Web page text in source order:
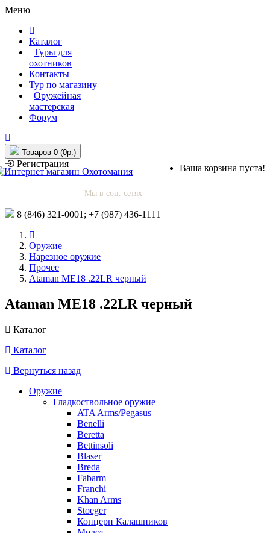
Меню
Каталог
Туры для
охотников
Контакты
Тур по магазину
Оружейная
мастерская
Форум
Товаров 0 (0р.)
Ваша корзина пуста!
Регистрация
Мы в соц. сетях —
8 (846) 321-0001; +7 (987) 436-1111
Оружие
Нарезное оружие
Прочее
Ataman ME18 .22LR черный
Ataman ME18 .22LR черный
Каталог
Каталог
Вернуться назад
Оружие
Гладкоствольное оружие
ATA Arms/Pegasus
Benelli
Beretta
Bettinsoli
Blaser
Breda
Fabarm
Franchi
Khan Arms
Stoeger
Концерн Калашников